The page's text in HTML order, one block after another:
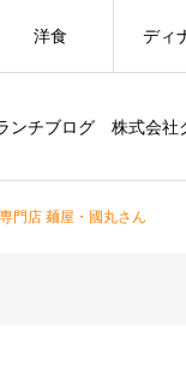
ンチブログ 株式会社
洋食 ディ
門店 麺屋・國丸さん